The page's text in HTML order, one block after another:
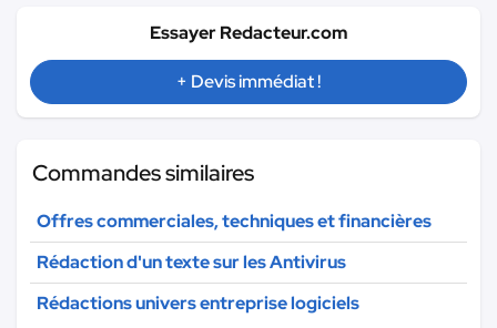
Essayer Redacteur.com
+ Devis immédiat !
Commandes similaires
Offres commerciales, techniques et financières
Rédaction d'un texte sur les Antivirus
Rédactions univers entreprise logiciels